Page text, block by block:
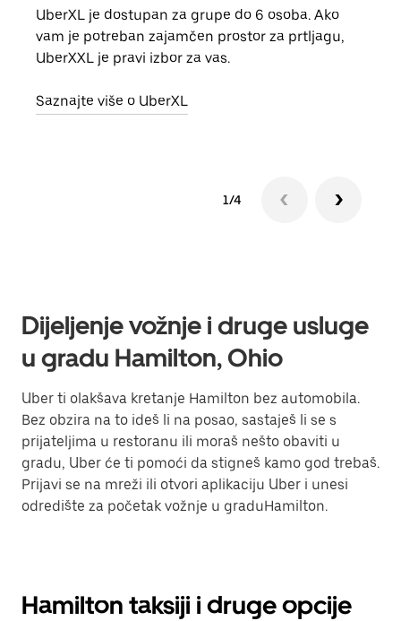
UberXL je dostupan za grupe do 6 osoba. Ako
vam je potreban zajamčen prostor za prtljagu,
UberXXL je pravi izbor za vas.
Saznajte više o UberXL
1/4
Dijeljenje vožnje i druge usluge
u gradu Hamilton, Ohio
Uber ti olakšava kretanje Hamilton bez automobila.
Bez obzira na to ideš li na posao, sastaješ li se s
prijateljima u restoranu ili moraš nešto obaviti u
gradu, Uber će ti pomoći da stigneš kamo god trebaš.
Prijavi se na mreži ili otvori aplikaciju Uber i unesi
odredište za početak vožnje u graduHamilton.
Hamilton taksiji i druge opcije